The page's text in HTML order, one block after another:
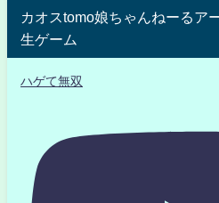
カオスtomo娘ちゃんねーるア
生ゲーム
ハゲて無双